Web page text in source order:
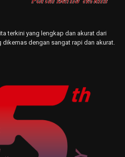
terkini yang lengkap dan akurat dari
dikemas dengan sangat rapi dan akurat.